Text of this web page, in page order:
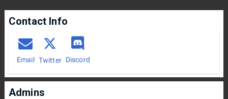
Contact Info
Email Twitter Discord
Admins